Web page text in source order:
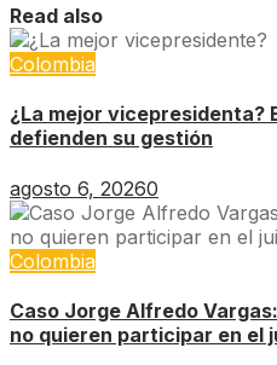
Read also
Colombia
¿La mejor vicepresidenta?
defienden su gestión
agosto 6, 20260
Colombia
Caso Jorge Alfredo
no quieren participar en el